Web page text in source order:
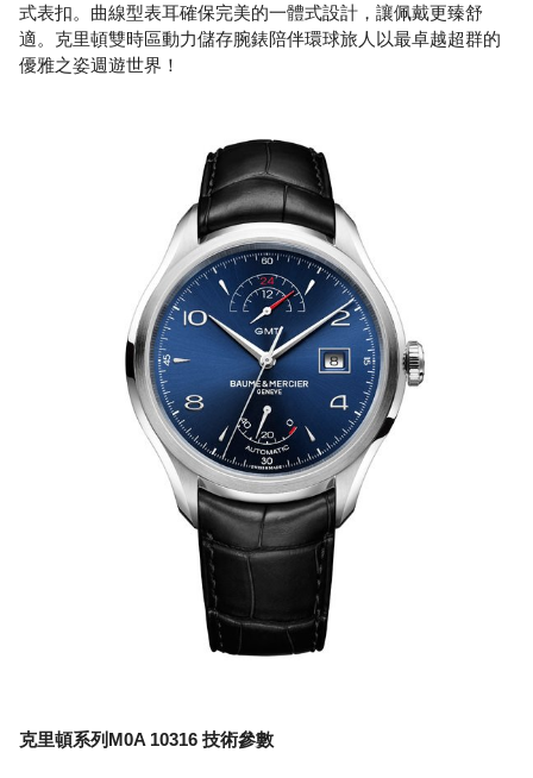
式表扣。曲線型表耳確保完美的一體式設計，讓佩戴更臻舒
適。克里頓雙時區動力儲存腕錶陪伴環球旅人以最卓越超群的
優雅之姿週遊世界！
克里頓系列M0A 10316 技術參數